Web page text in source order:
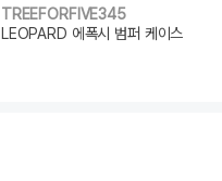
TREEFORFIVE345
LEOPARD 에폭시 범퍼 케이스